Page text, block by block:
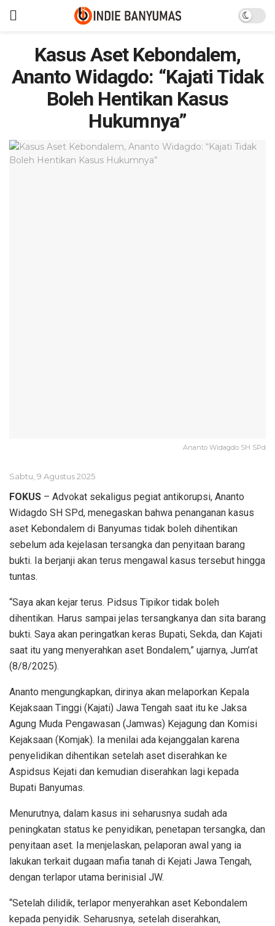
Kasus Aset Kebondalem,
Ananto Widagdo: “Kajati Tidak
Boleh Hentikan Kasus
Hukumnya”
Ananto Widagdo SH SPd
Sabtu, 9 Agustus 2025
FOKUS – Advokat sekaligus pegiat antikorupsi, Ananto
Widagdo SH SPd, menegaskan bahwa penanganan kasus
aset Kebondalem di Banyumas tidak boleh dihentikan
sebelum ada kejelasan tersangka dan penyitaan barang
bukti. Ia berjanji akan terus mengawal kasus tersebut hingga
tuntas.
“Saya akan kejar terus. Pidsus Tipikor tidak boleh
dihentikan. Harus sampai jelas tersangkanya dan sita barang
bukti. Saya akan peringatkan keras Bupati, Sekda, dan Kajati
saat itu yang menyerahkan aset Bondalem,” ujarnya, Jum’at
(8/8/2025).
Ananto mengungkapkan, dirinya akan melaporkan Kepala
Kejaksaan Tinggi (Kajati) Jawa Tengah saat itu ke Jaksa
Agung Muda Pengawasan (Jamwas) Kejagung dan Komisi
Kejaksaan (Komjak). Ia menilai ada kejanggalan karena
penyelidikan dihentikan setelah aset diserahkan ke
Aspidsus Kejati dan kemudian diserahkan lagi kepada
Bupati Banyumas.
Menurutnya, dalam kasus ini seharusnya sudah ada
peningkatan status ke penyidikan, penetapan tersangka, dan
penyitaan aset. Ia menjelaskan, pelaporan awal yang ia
lakukan terkait dugaan mafia tanah di Kejati Jawa Tengah,
dengan terlapor utama berinisial JW.
“Setelah dilidik, terlapor menyerahkan aset Kebondalem
kepada penyidik. Seharusnya, setelah diserahkan,